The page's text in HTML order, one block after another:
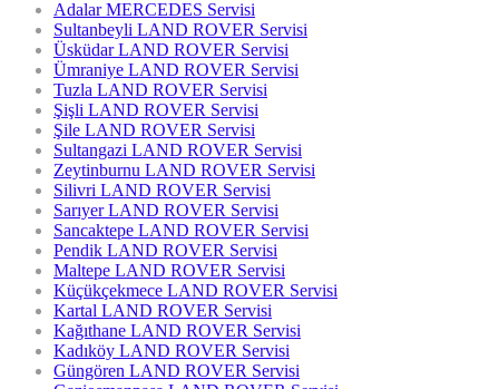
Adalar MERCEDES Servisi
Sultanbeyli LAND ROVER Servisi
Üsküdar LAND ROVER Servisi
Ümraniye LAND ROVER Servisi
Tuzla LAND ROVER Servisi
Şişli LAND ROVER Servisi
Şile LAND ROVER Servisi
Sultangazi LAND ROVER Servisi
Zeytinburnu LAND ROVER Servisi
Silivri LAND ROVER Servisi
Sarıyer LAND ROVER Servisi
Sancaktepe LAND ROVER Servisi
Pendik LAND ROVER Servisi
Maltepe LAND ROVER Servisi
Küçükçekmece LAND ROVER Servisi
Kartal LAND ROVER Servisi
Kağıthane LAND ROVER Servisi
Kadıköy LAND ROVER Servisi
Güngören LAND ROVER Servisi